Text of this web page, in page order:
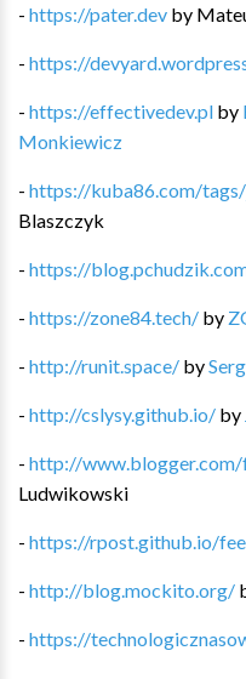
- https://pater.dev by
- https://
- https://effectivedev.pl by
Monkiewicz
- https://kuba86.com/
Blaszczyk
- https://
- https://zone84.tech/ by
- http://runit.space/ by
- http://cslysy.github.io/ by
- http://www.blogger.com/
Ludwikowski
- https://rpost.github.io/
- http://blog.mockito.org/
- https://